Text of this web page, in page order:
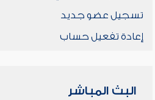
تسجيل عضو جديد
إعادة تفعيل حساب
البث المباشر